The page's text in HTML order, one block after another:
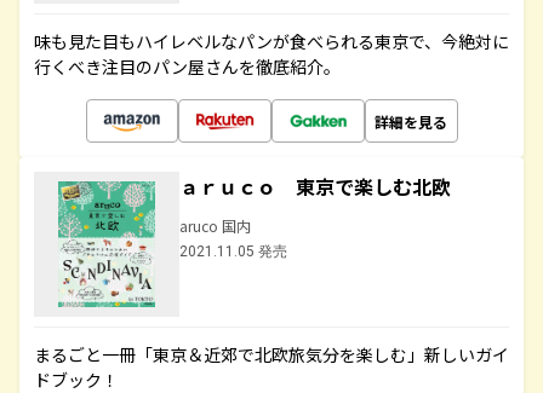
味も見た目もハイレベルなパンが食べられる東京で、今絶対に
行くべき注目のパン屋さんを徹底紹介。
詳細を見る
ａｒｕｃｏ 東京で楽しむ北欧
aruco 国内
2021.11.05 発売
まるごと一冊「東京＆近郊で北欧旅気分を楽しむ」新しいガイ
ドブック！